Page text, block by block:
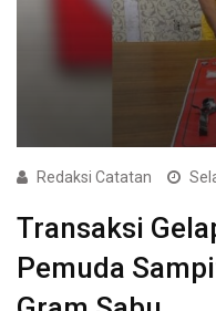
Redaksi Catatan
Transaksi
Pemuda